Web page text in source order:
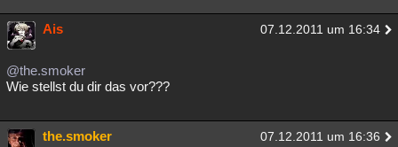
Ais 07.12.2011 um 16:34
@the.smoker
Wie stellst du dir das vor???
the.smoker 07.12.2011 um 16:36